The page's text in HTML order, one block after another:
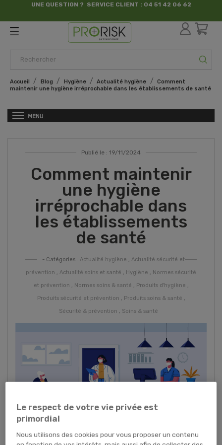
UNE QUESTION ? SERVICE CLIENT : 04 51 42 06 62
par France Sécurité
Accueil Blog Hygiène Actualité hygiène
Comment
maintenir une hygiène irréprochable dans les établissements de santé
Publié le : 19/11/2024
Comment maintenir
une hygiène
irréprochable dans
les établissements
de santé
- Catégories : Actualité hygiène , Actualité sécurité et
prévention , Actualité soins et santé , Hygiène , Normes sécurité
et prévention , Normes soins & santé , Produits d'hygiène ,
Produits sécurité et prévention , Produits soins & santé ,
Sécurité & prévention , Soins & santé
Le respect de votre vie privée est
primordial
Nous utilisons des cookies pour vous proposer un contenu